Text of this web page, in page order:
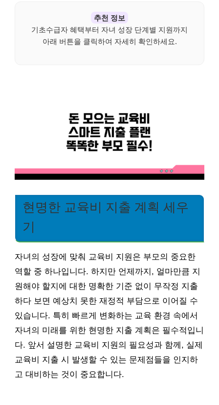
추천 정보
기초수급자 혜택부터 자녀 성장 단계별 지원까지
아래 버튼을 클릭하여 자세히 확인하세요.
현명한 교육비 지출 계획 세우
기
자녀의 성장에 맞춰 교육비 지원은 부모의 중요한
역할 중 하나입니다. 하지만 언제까지, 얼마만큼 지
원해야 할지에 대한 명확한 기준 없이 무작정 지출
하다 보면 예상치 못한 재정적 부담으로 이어질 수
있습니다. 특히 빠르게 변화하는 교육 환경 속에서
자녀의 미래를 위한 현명한 지출 계획은 필수적입니
다. 앞서 설명한 교육비 지원의 필요성과 함께, 실제
교육비 지출 시 발생할 수 있는 문제점들을 인지하
고 대비하는 것이 중요합니다.